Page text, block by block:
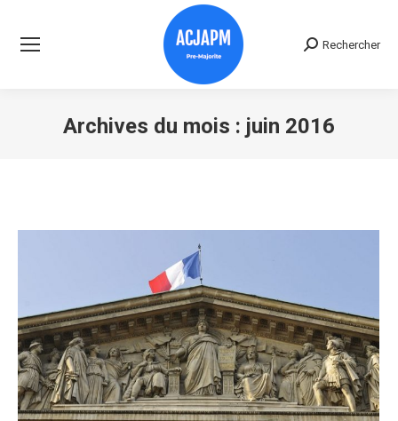
Recherche
Rechercher
Archives du mois : juin 2016